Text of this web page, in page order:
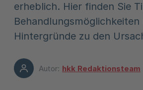
erheblich. Hier finden Sie
Behandlungsmöglichkeiten
Hintergründe zu den
Autor: hkk Redaktionsteam